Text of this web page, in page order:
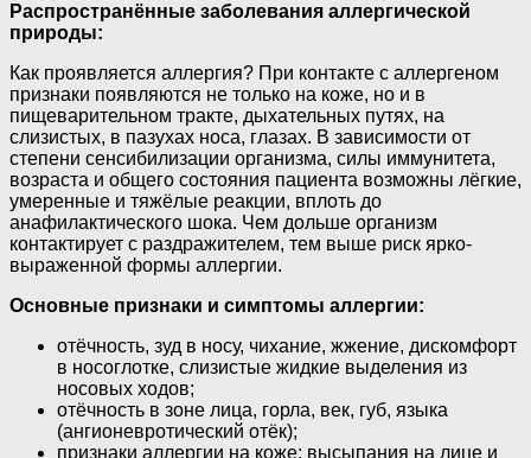
Распространённые заболевания аллергической
природы:
Как проявляется аллергия? При контакте с аллергеном
признаки появляются не только на коже, но и в
пищеварительном тракте, дыхательных путях, на
слизистых, в пазухах носа, глазах. В зависимости от
степени сенсибилизации организма, силы иммунитета,
возраста и общего состояния пациента возможны лёгкие,
умеренные и тяжёлые реакции, вплоть до
анафилактического шока. Чем дольше организм
контактирует с раздражителем, тем выше риск ярко-
выраженной формы аллергии.
Основные признаки и симптомы аллергии:
отёчность, зуд в носу, чихание, жжение, дискомфорт
в носоглотке, слизистые жидкие выделения из
носовых ходов;
отёчность в зоне лица, горла, век, губ, языка
(ангионевротический отёк);
признаки аллергии на коже: высыпания на лице и